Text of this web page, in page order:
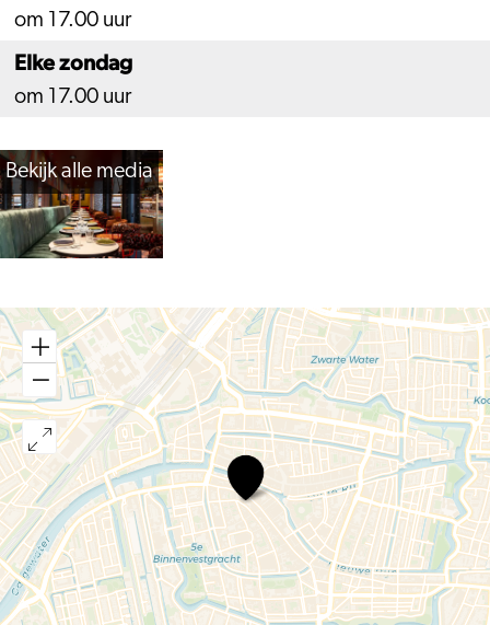
om 17.00 uur
Elke zondag
om 17.00 uur
Bekijk alle media
Aperitivo